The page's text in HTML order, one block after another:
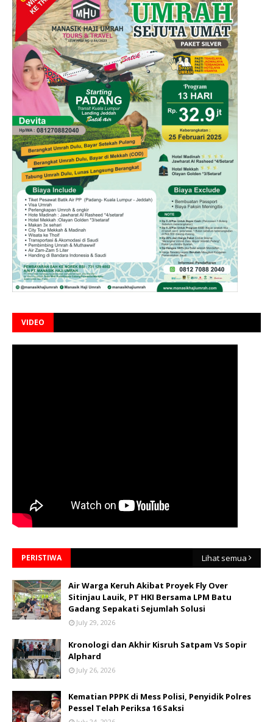
VIDEO
PERISTIWA Lihat semua
Air Warga Keruh Akibat Proyek Fly Over
Sitinjau Lauik, PT HKI Bersama LPM Batu
Gadang Sepakati Sejumlah Solusi
July 29, 2026
Kronologi dan Akhir Kisruh Satpam Vs Sopir
Alphard
July 26, 2026
Kematian PPPK di Mess Polisi, Penyidik Polres
Pessel Telah Periksa 16 Saksi